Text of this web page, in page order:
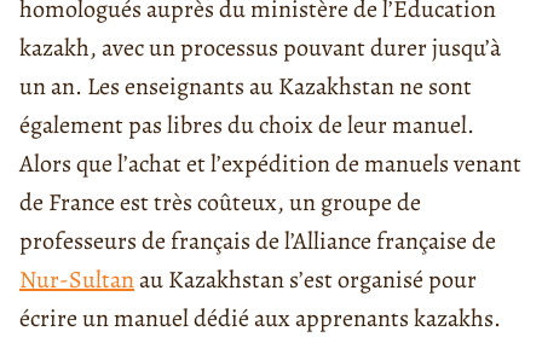
homologués auprès du ministère de l’Education
kazakh, avec un processus pouvant durer jusqu’à
un an. Les enseignants au Kazakhstan ne sont
également pas libres du choix de leur manuel.
Alors que l’achat et l’expédition de manuels venant
de France est très coûteux, un groupe de
professeurs de français de l’Alliance française de
Nur-Sultanau Kazakhstan s’est organisé pour
écrire un manuel dédié aux apprenants kazakhs.